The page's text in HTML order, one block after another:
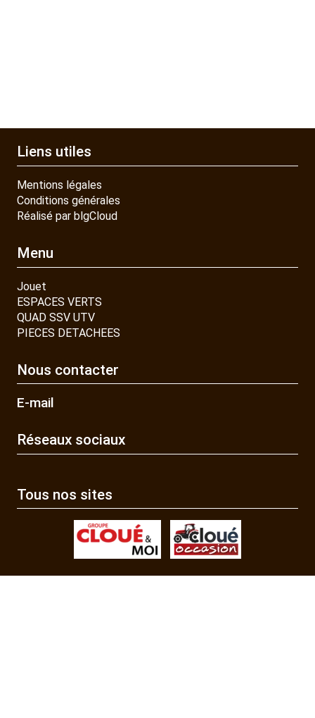
Liens utiles
Mentions légales
Conditions générales
Réalisé par blgCloud
Menu
Jouet
ESPACES VERTS
QUAD SSV UTV
PIECES DETACHEES
Nous contacter
E-mail
Réseaux sociaux
Tous nos sites